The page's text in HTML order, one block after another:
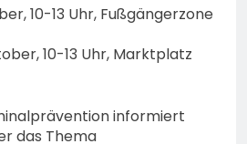
10-13 Uhr, Fußgängerzone
10-13 Uhr, Marktplatz
informiert
das Thema